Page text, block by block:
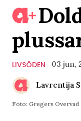
LIVSÖDEN 03 jun,
Lavrentija
Foto: Gregers Overvad